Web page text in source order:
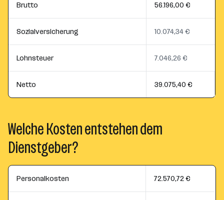
Brutto 56.196,00 €
Sozialversicherung 10.074,34 €
Lohnsteuer 7.046,26 €
Netto 39.075,40 €
Welche Kosten entstehen dem
Dienstgeber?
Personalkosten 72.570,72 €